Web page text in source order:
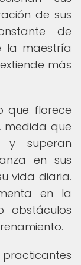
de sus
de
la maestría
más
que florece
medida que
y superan
en sus
vida diaria.
en la
obstáculos
practicantes